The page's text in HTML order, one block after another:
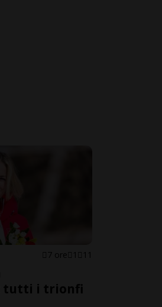
7 ore 1 11
tutti i trionfi